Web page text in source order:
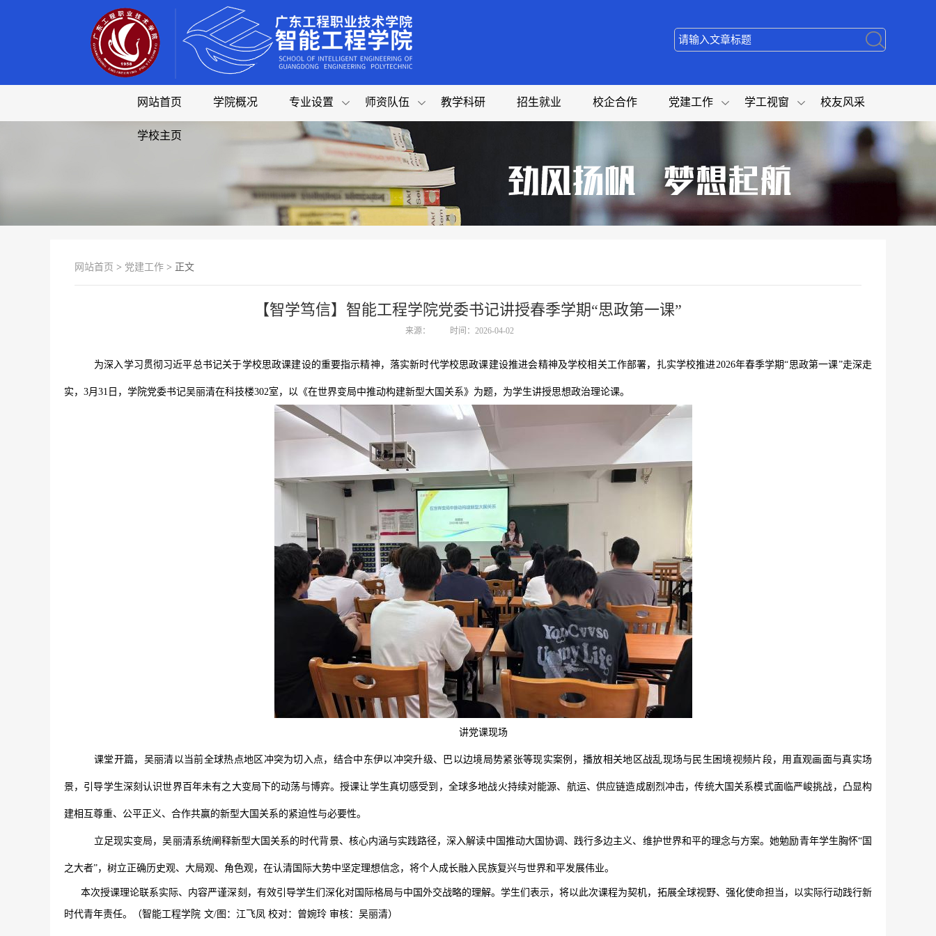
网站首页 学院概况 专业设置 师资队伍 教学科研 招生就业 校企合作 党建工作 学工视窗 校友风采
学校主页
网站首页 > 党建工作 > 正文
【智学笃信】智能工程学院党委书记讲授春季学期“思政第一课”
来源： 时间：2026-04-02
为深入学习贯彻习近平总书记关于学校思政课建设的重要指示精神，落实新时代学校思政课建设推进会精神及学校相关工作部署，扎实学校推进2026年春季学期“思政第一课”走深走
实，3月31日，学院党委书记吴丽清在科技楼302室，以《在世界变局中推动构建新型大国关系》为题，为学生讲授思想政治理论课。
讲党课现场
课堂开篇，吴丽清以当前全球热点地区冲突为切入点，结合中东伊以冲突升级、巴以边境局势紧张等现实案例，播放相关地区战乱现场与民生困境视频片段，用直观画面与真实场
景，引导学生深刻认识世界百年未有之大变局下的动荡与博弈。授课让学生真切感受到，全球多地战火持续对能源、航运、供应链造成剧烈冲击，传统大国关系模式面临严峻挑战，凸显构
建相互尊重、公平正义、合作共赢的新型大国关系的紧迫性与必要性。
立足现实变局，吴丽清系统阐释新型大国关系的时代背景、核心内涵与实践路径，深入解读中国推动大国协调、践行多边主义、维护世界和平的理念与方案。她勉励青年学生胸怀“国
之大者”，树立正确历史观、大局观、角色观，在认清国际大势中坚定理想信念，将个人成长融入民族复兴与世界和平发展伟业。
本次授课理论联系实际、内容严谨深刻，有效引导学生们深化对国际格局与中国外交战略的理解。学生们表示，将以此次课程为契机，拓展全球视野、强化使命担当，以实际行动践行新
时代青年责任。（智能工程学院 文/图：江飞凤 校对：曾婉玲 审核：吴丽清）